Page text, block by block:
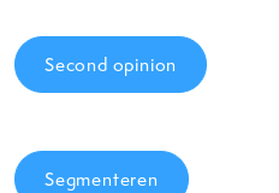
Second opinion
Segmenteren